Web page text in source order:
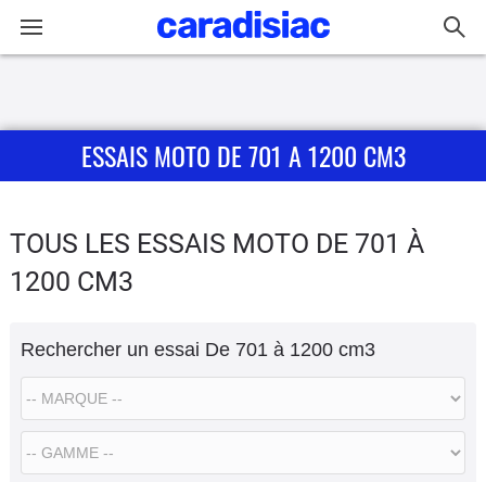
Avis
Forum
ESSAIS MOTO DE 701 A 1200 CM3
TOUS LES ESSAIS MOTO DE 701 À
1200 CM3
Rechercher un essai De 701 à 1200 cm3